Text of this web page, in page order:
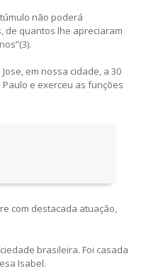
não poderá
de quantos lhe apreciaram
em nossa cidade, a 30
e exerceu as funções
com destacada atuação,
brasileira. Foi casada
Isabel.